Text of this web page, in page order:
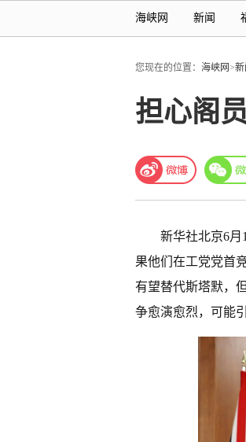
海峡网 新闻
您现在的位置： 海峡网>
担心阁
新华社北京6
果他们在工党党首
有望替代斯塔默，
争愈演愈烈，可能